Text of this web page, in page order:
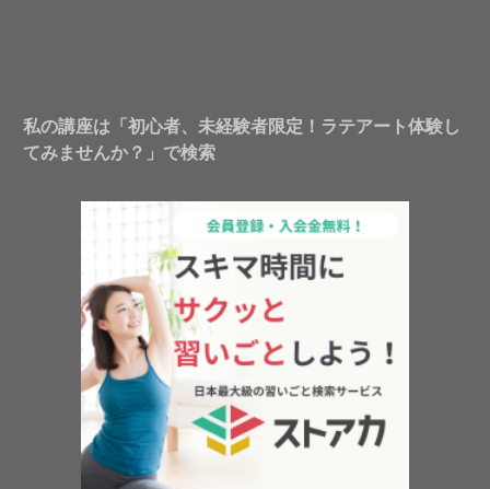
私の講座は「初心者、未経験者限定！ラテアート体験し
てみませんか？」で検索